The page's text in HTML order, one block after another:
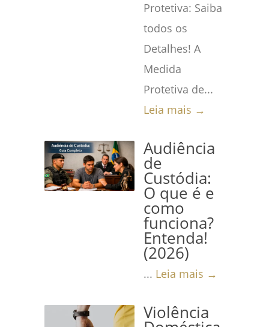
Protetiva: Saiba
todos os
Detalhes! A
Medida
Protetiva de...
Leia mais →
Audiência
de
Custódia:
O que é e
como
funciona?
Entenda!
(2026)
... Leia mais →
Violência